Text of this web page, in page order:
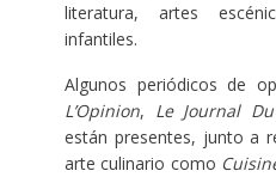
literatura, artes
infantiles.
Algunos periódicos de
L’Opinion, Le Journal
están presentes, junto a
arte culinario como